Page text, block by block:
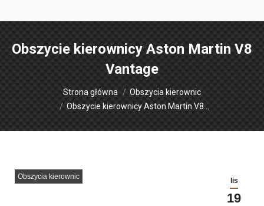
Obszycie kierownicy Aston Martin V8
Vantage
Strona główna
Obszycia kierownic
Obszycie kierownicy Aston Martin V8…
lis
19
Obszycia kierownic